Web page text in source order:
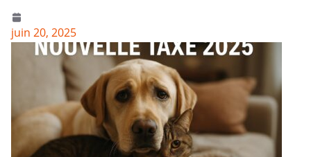
juin 20, 2025